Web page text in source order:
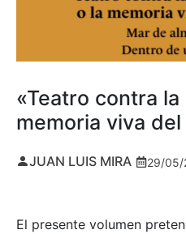
«Teatro contra
memoria viva
JUAN LUIS MIRA 29/05/
El presente volumen